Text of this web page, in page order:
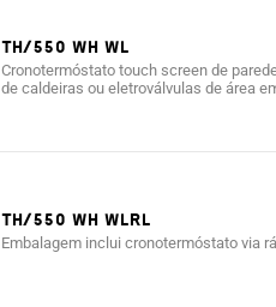
TH/550 WH WL
Cronotermóstato touch screen de
de caldeiras ou eletroválvulas de área
TH/550 WH WLRL
Embalagem inclui cronotermóstato via